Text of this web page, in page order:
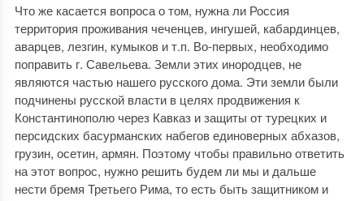
Что же касается вопроса о том, нужна ли Россия
территория проживания чеченцев, ингушей, кабардинцев,
аварцев, лезгин, кумыков и т.п. Во-первых, необходимо
поправить г. Савельева. Земли этих инородцев, не
являются частью нашего русского дома. Эти земли были
подчинены русской власти в целях продвижения к
Константинополю через Кавказ и защиты от турецких и
персидских басурманских набегов единоверных абхазов,
грузин, осетин, армян. Поэтому чтобы правильно ответить
на этот вопрос, нужно решить будем ли мы и дальше
нести бремя Третьего Рима, то есть быть защитником и